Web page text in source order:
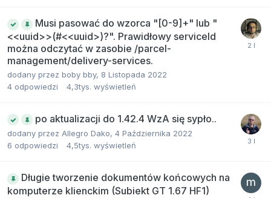
Musi pasować do wzorca "[0-9]+" lub "
<<uuid>>(#<<uuid>)?". Prawidłowy serviceId
można odczytać w zasobie /parcel-
management/delivery-services.
dodany przez boby bby, 8 Listopada 2022
4 odpowiedzi 4,3tys. wyświetleń
po aktualizacji do 1.42.4 WzA się sypło..
dodany przez Allegro Dako, 4 Października 2022
6 odpowiedzi 4,5tys. wyświetleń
Długie tworzenie dokumentów końcowych na
komputerze klienckim (Subiekt GT 1.67 HF1)